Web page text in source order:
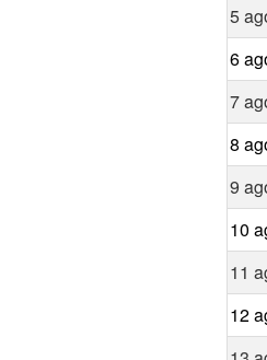
5
6
7
8
9
10
11
12